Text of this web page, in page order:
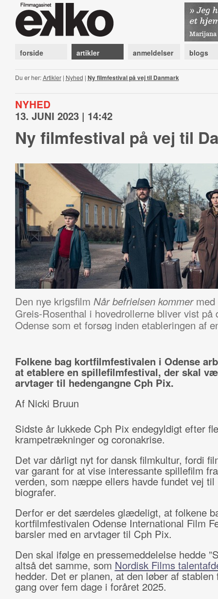
forside artikler anmeldelser blogs
Du er her:Artikler| Nyhed | Ny filmfestival på vej til Danmark
NYHED
13. JUNI 2023 | 14:42
Ny filmfestival på vej til
Den nye krigsfilm Når befrielsen kommermed
Greis-Rosenthal i hovedrollerne bliver vist
Odense som et forsøg inden etableringen af
Folkene bag kortfilmfestivalen i Odense
at etablere en spillefilmfestival, der skal
arvtager til hedengangne Cph Pix.
Af Nicki Bruun
Sidste år lukkede Cph Pix endegyldigt efter
krampetrækninger og coronakrise.
Det var dårligt nyt for dansk filmkultur, fordi
var garant for at vise interessante spillefilm
verden, som næppe ellers havde fundet vej til
biografer.
Derfor er det særdeles glædeligt, at folkene
kortfilmfestivalen Odense International Film
barsler med en arvtager til Cph Pix.
Den skal ifølge en pressemeddelelse hedde
altså det samme, som Nordisk Films
hedder. Det er planen, at den løber af stablen
gang over fem dage i foråret 2025.